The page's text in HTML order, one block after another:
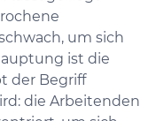
um sich
ist die
der Begriff
die Arbeitenden